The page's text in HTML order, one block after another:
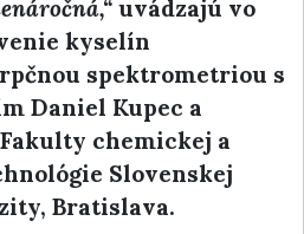
uvádzajú vo
kyselín
spektrometriou s
Daniel Kupec a
chemickej a
Slovenskej
Bratislava.